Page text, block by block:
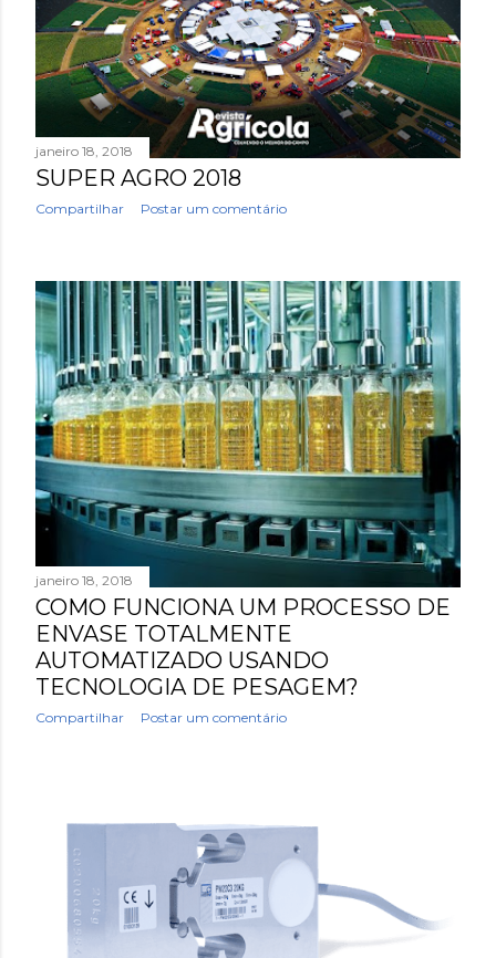
janeiro 18, 2018
SUPER AGRO 2018
Compartilhar Postar um comentário
janeiro 18, 2018
COMO FUNCIONA UM PROCESSO DE
ENVASE TOTALMENTE
AUTOMATIZADO USANDO
TECNOLOGIA DE PESAGEM?
Compartilhar Postar um comentário